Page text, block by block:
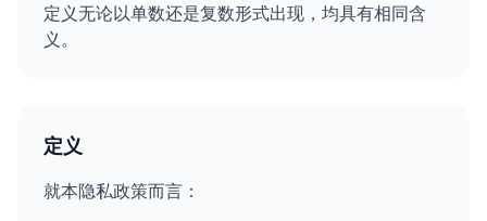
定义无论以单数还是复数形式出现，均具有相同含
义。
定义
就本隐私政策而言：